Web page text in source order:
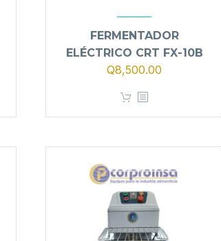
FERMENTADOR
ELÉCTRICO CRT FX-10B
Q8,500.00